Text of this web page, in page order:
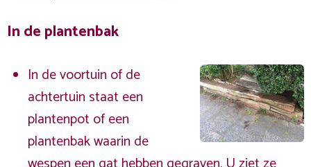
In de plantenbak
In de voortuin of de
achtertuin staat een
plantenpot of een
plantenbak waarin de